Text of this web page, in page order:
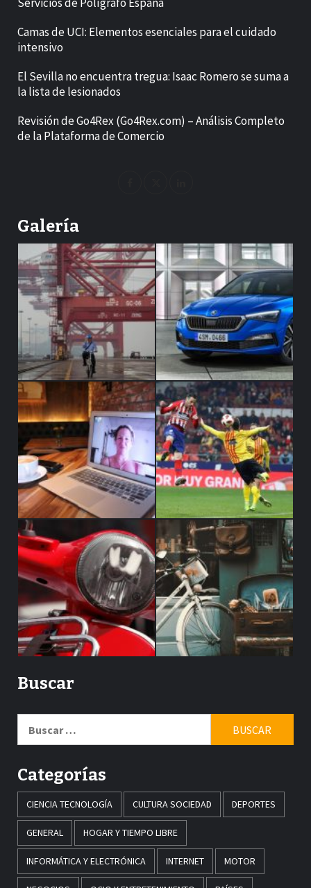
Camas de UCI: Elementos esenciales para el cuidado
intensivo
El Sevilla no encuentra tregua: Isaac Romero se suma a
la lista de lesionados
Revisión de Go4Rex (Go4Rex.com) – Análisis Completo
de la Plataforma de Comercio
Galería
Buscar
Categorías
CIENCIA TECNOLOGÍA CULTURA SOCIEDAD DEPORTES
GENERAL HOGAR Y TIEMPO LIBRE
INFORMÁTICA Y ELECTRÓNICA INTERNET MOTOR